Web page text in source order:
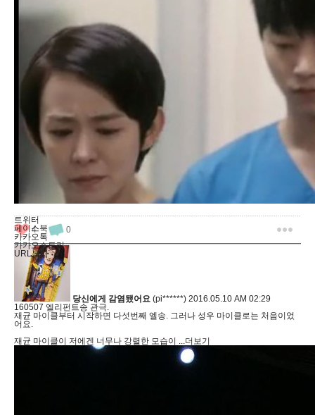
4 0
트위터
페이스북
카카오톡
카카오스토리
URL복사
당신에게 감염됐어요 (pi******) 2016.05.10 AM 02:29
160507 엘리펀트송 관극.
재균 마이클부터 시작하면 다섯번째 엘송. 그러나 성우 마이클로는 처음이었
어요.
재균 마이클이 저에겐 너무나 강렬한 모습이 ...더보기